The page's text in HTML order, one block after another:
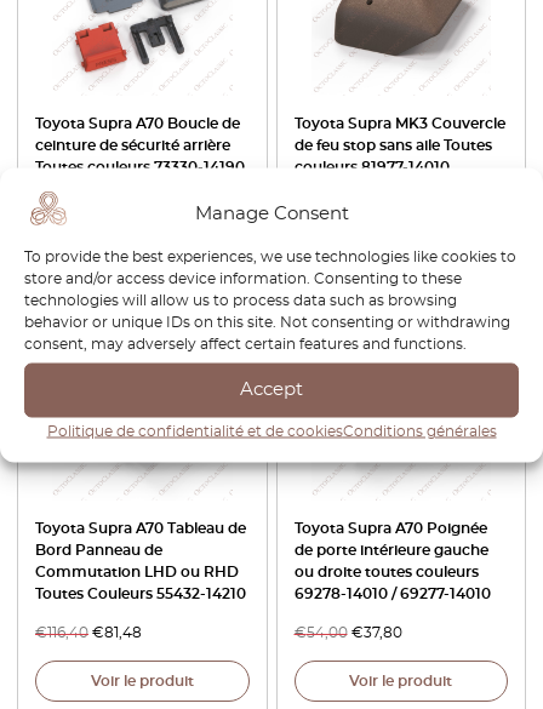
Manage Consent
To provide the best experiences, we use technologies like cookies to
store and/or access device information. Consenting to these
technologies will allow us to process data such as browsing
behavior or unique IDs on this site. Not consenting or withdrawing
consent, may adversely affect certain features and functions.
Accept
Politique de confidentialité et de cookiesConditions générales
Toyota Supra A70 Boucle de
ceinture de sécurité arrière
Toutes couleurs 73330-14190
€54,00
Voir le produit
Toyota Supra MK3 Couvercle
de feu stop sans aile Toutes
couleurs 81977-14010
99,60
Voir le produit
-30%
Toyota Supra A70 Tableau de
Bord Panneau de
Commutation LHD ou RHD
Toutes Couleurs 55432-14210
€116,40 €81,48
Voir le produit
-30%
Toyota Supra A70 Poignée
de porte intérieure gauche
ou droite toutes couleurs
69278-14010 / 69277-14010
€54,00 €37,80
Voir le produit